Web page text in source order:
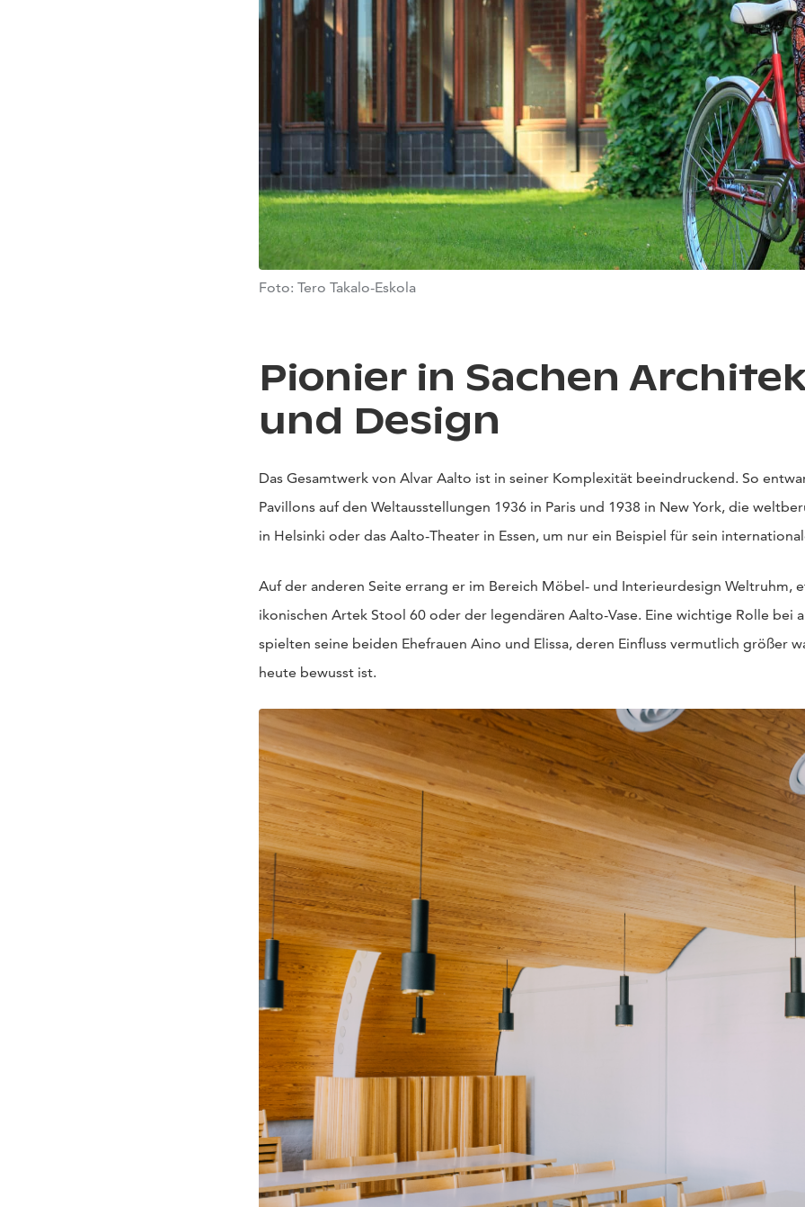
Foto: Tero Takalo-Eskola
Pionier in Sachen
und Design
Das Gesamtwerk von Alvar Aalto ist in seiner Komplexität beeindruckend. So
Pavillons auf den Weltausstellungen 1936 in Paris und 1938 in New York, die
in Helsinki oder das Aalto-Theater in Essen, um nur ein Beispiel für sein
Auf der anderen Seite errang er im Bereich Möbel- und Interieurdesign Weltruhm,
ikonischen Artek Stool 60 oder der legendären Aalto-Vase. Eine wichtige Rolle bei
spielten seine beiden Ehefrauen Aino und Elissa, deren Einfluss vermutlich größer
heute bewusst ist.